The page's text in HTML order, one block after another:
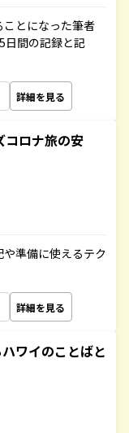
とになった筆者
日間の記録と記
詳細を見る
コロナ旅の安
準備に使えるテク
詳細を見る
ワイのことばと